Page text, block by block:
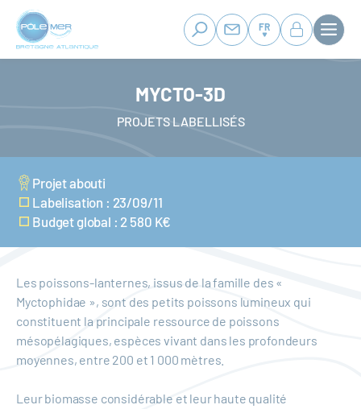
Panneau de gestion des cookies
Aller
contenu
FR
MYCTO-3D
PROJETS LABELLISÉS
Projet abouti
Labelisation : 23/09/11
Budget global : 2 580 K€
Les poissons-lanternes, issus de la famille des «
Myctophidae », sont des petits poissons lumineux qui
constituent la principale ressource de poissons
mésopélagiques, espèces vivant dans les profondeurs
moyennes, entre 200 et 1 000 mètres.
Leur biomasse considérable et leur haute qualité